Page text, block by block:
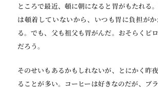
ところで最近、頓に朝になると胃がもたれる
は頓着していないから、いつも胃に負担が
る。でも、父も祖父も胃がんだ。おそらくピ
だろう。
そのせいもあるかもしれないが、とにかく昨
ることが多い。コーヒーは好きなのだが、ブ